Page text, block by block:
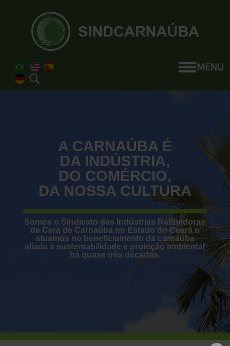
A CARNAÚBA É
DA INDÚSTRIA,
DO COMÉRCIO,
DA NOSSA CULTURA
Somos o Sindicato das Indústrias Refinadoras
de Cera de Carnaúba no Estado do Ceará e
atuamos no beneficiamento da carnaúba
aliada à sustentabilidade e proteção ambiental
há quase três décadas.